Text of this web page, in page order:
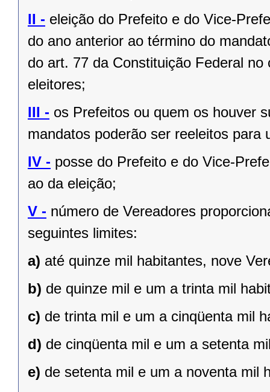
II - eleição do Prefeito e do Vice-
do ano anterior ao término do
do art. 77 da Constituição Federal
eleitores;
III - os Prefeitos ou quem os houver
mandatos poderão ser reeleitos para
IV - posse do Prefeito e do Vice-
ao da eleição;
V - número de Vereadores
seguintes limites:
a) até quinze mil habitantes, nove
b) de quinze mil e um a trinta mil
c) de trinta mil e um a cinqüenta mil
d) de cinqüenta mil e um a setenta
e) de setenta mil e um a noventa mil